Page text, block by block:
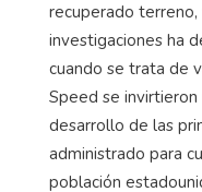
recuperado terreno,
investigaciones ha
cuando se trata de
Speed se
desarrollo de las
administrado para
población